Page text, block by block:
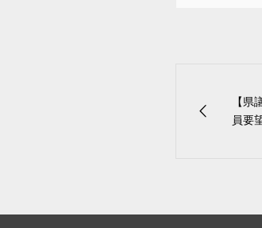
【
員要